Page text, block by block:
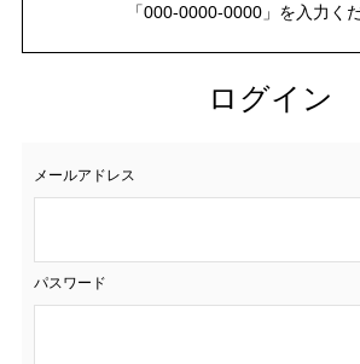
「000-0000-0000」を入力く
ログイン
メールアドレス
パスワード